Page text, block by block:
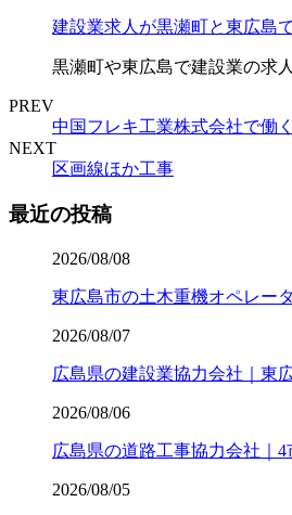
建設業求人が黒瀬町と東広島
黒瀬町や東広島で建設業の求
PREV
中国フレキ工業株式会社で働
NEXT
区画線ほか工事
最近の投稿
2026/08/08
東広島市の土木重機オペレー
2026/08/07
広島県の建設業協力会社｜東
2026/08/06
広島県の道路工事協力会社｜
2026/08/05